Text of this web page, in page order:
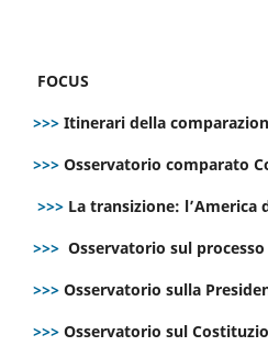
FOCUS
>>> Itinerari della
>>> Osservatorio comparato
>>> La transizione: l’America
>>> Osservatorio sul
>>> Osservatorio sulla
>>> Osservatorio sul